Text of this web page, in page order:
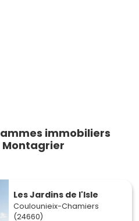
immobiliers
Les Jardins de l'Isle
Coulounieix-Chamiers
(24660)